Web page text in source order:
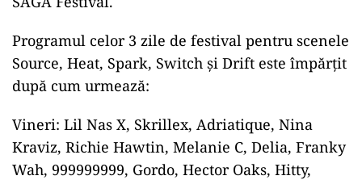
Programul celor 3 zile de festival pentru scenele
Source, Heat, Spark, Switch și Drift este împărțit
după cum urmează:
Vineri: Lil Nas X, Skrillex, Adriatique, Nina
Kraviz, Richie Hawtin, Melanie C, Delia, Franky
Wah, 999999999, Gordo, Hector Oaks, Hitty,